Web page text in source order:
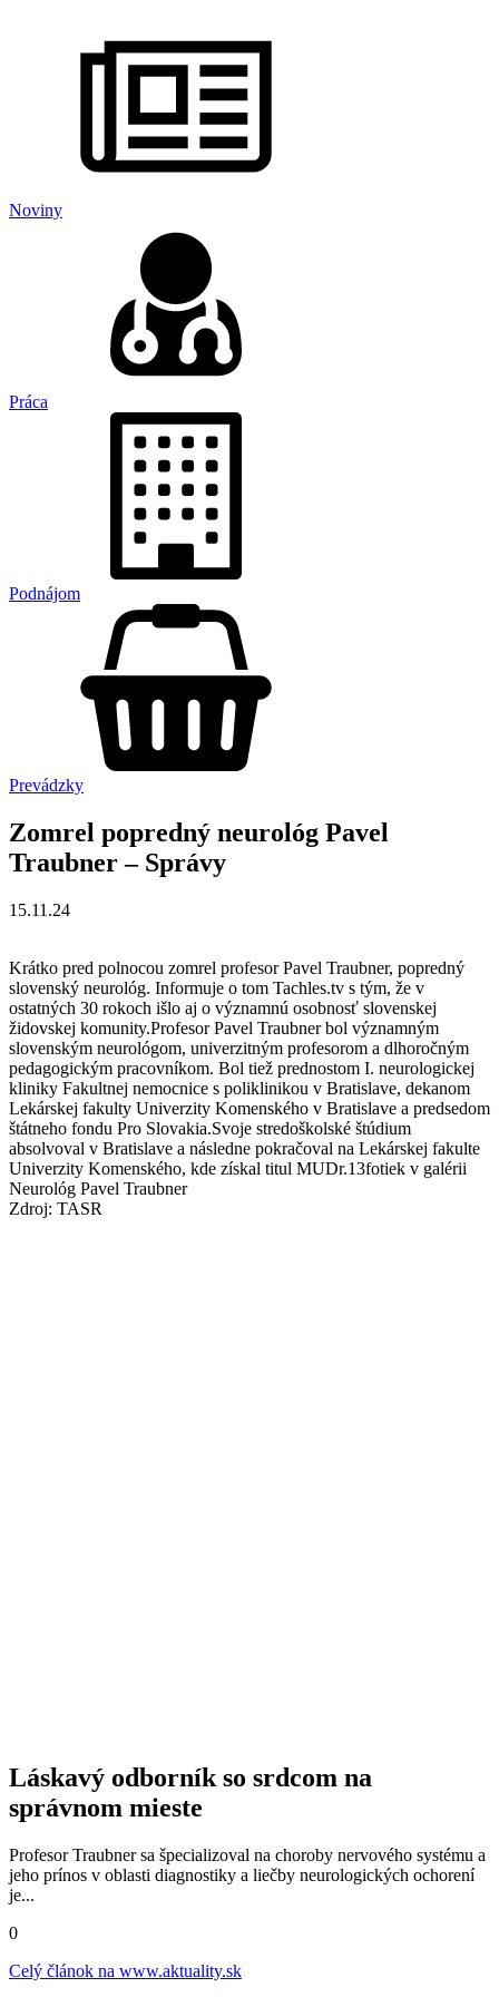
Noviny
Práca
Podnájom
Prevádzky
Zomrel popredný neurológ Pavel
Traubner – Správy
15.11.24
Krátko pred polnocou zomrel profesor Pavel Traubner, popredný
slovenský neurológ. Informuje o tom Tachles.tv s tým, že v
ostatných 30 rokoch išlo aj o významnú osobnosť slovenskej
židovskej komunity.Profesor Pavel Traubner bol významným
slovenským neurológom, univerzitným profesorom a dlhoročným
pedagogickým pracovníkom. Bol tiež prednostom I. neurologickej
kliniky Fakultnej nemocnice s poliklinikou v Bratislave, dekanom
Lekárskej fakulty Univerzity Komenského v Bratislave a predsedom
štátneho fondu Pro Slovakia.Svoje stredoškolské štúdium
absolvoval v Bratislave a následne pokračoval na Lekárskej fakulte
Univerzity Komenského, kde získal titul MUDr.13fotiek v galérii
Neurológ Pavel Traubner
Zdroj: TASR
Láskavý odborník so srdcom na
správnom mieste
Profesor Traubner sa špecializoval na choroby nervového systému a
jeho prínos v oblasti diagnostiky a liečby neurologických ochorení
je...
0
Celý článok na www.aktuality.sk